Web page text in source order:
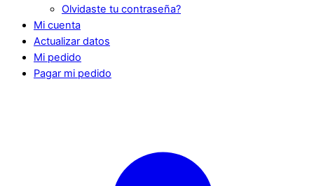
Olvidaste tu contraseña?
Mi cuenta
Actualizar datos
Mi pedido
Pagar mi pedido